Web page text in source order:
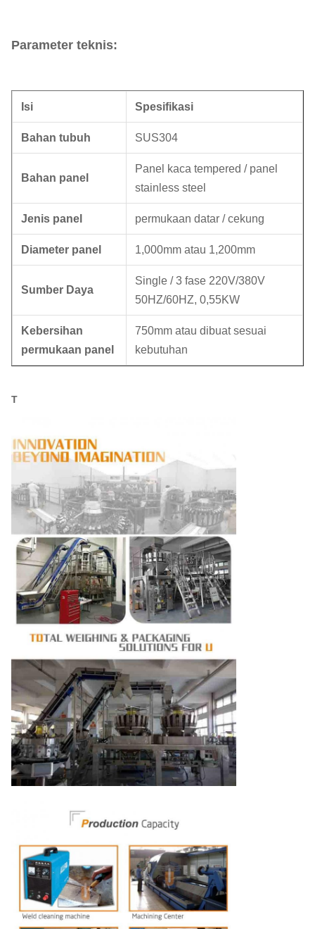
Parameter teknis:
Isi Spesifikasi
Bahan tubuh SUS304
Bahan panel
Panel kaca tempered / panel
stainless steel
Jenis panel permukaan datar / cekung
Diameter panel 1,000mm atau 1,200mm
Sumber Daya
Single / 3 fase 220V/380V
50HZ/60HZ, 0,55KW
Kebersihan
permukaan panel
750mm atau dibuat sesuai
kebutuhan
T